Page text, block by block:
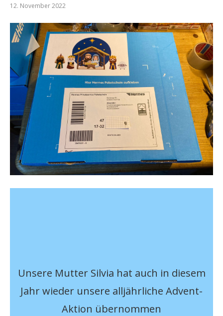
12. November 2022
Unsere Mutter Silvia hat auch in diesem
Jahr wieder unsere alljährliche Advent-
Aktion übernommen